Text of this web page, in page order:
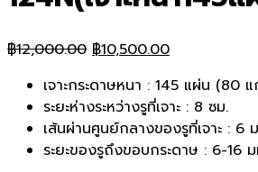
฿12,000.00 Original
was:
฿12,000.00.
฿10,500.00Current
is:
฿10,500.00.
เจาะกระดาษหนา : 145 แผ่น (80
ระยะห่างระหว่างรูที่เจาะ : 8 ซม.
เส้นผ่านศูนย์กลางของรูที่เจาะ : 6
ระยะของรูถึงขอบกระดาษ : 6-16